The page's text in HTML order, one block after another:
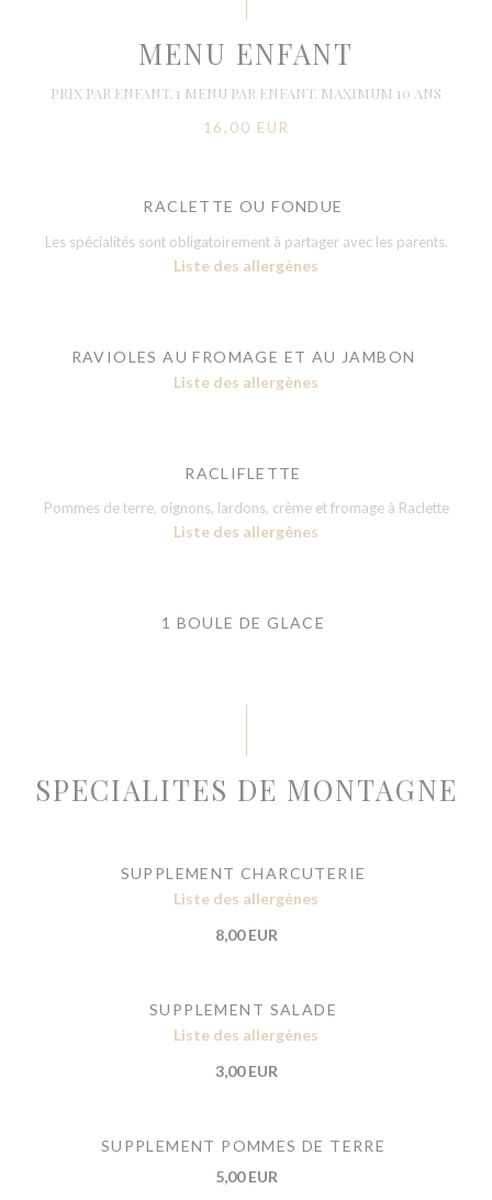
MENU ENFANT
PRIX PAR ENFANT, 1 MENU PAR ENFANT. MAXIMUM 10 ANS
16,00 EUR
RACLETTE OU FONDUE
Les spécialités sont obligatoirement à partager avec les parents.
Liste des allergènes
RAVIOLES AU FROMAGE ET AU JAMBON
Liste des allergènes
RACLIFLETTE
Pommes de terre, oignons, lardons, crème et fromage à Raclette
Liste des allergènes
1 BOULE DE GLACE
SPECIALITES DE MONTAGNE
SUPPLEMENT CHARCUTERIE
Liste des allergènes
8,00 EUR
SUPPLEMENT SALADE
Liste des allergènes
3,00 EUR
SUPPLEMENT POMMES DE TERRE
5,00 EUR